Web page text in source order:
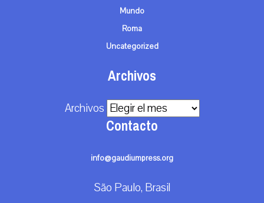
Mundo
Roma
Uncategorized
Archivos
Archivos
Contacto
info@gaudiumpress.org
São Paulo, Brasil